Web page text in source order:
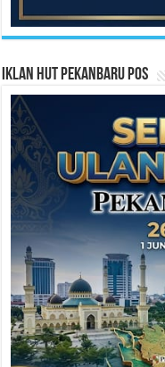
Iklan HUT Pekanbaru Pos